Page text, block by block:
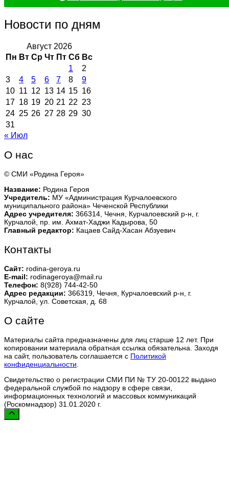
Новости по дням
Август 2026
Пн Вт Ср Чт Пт Сб Вс
1
2
3
4 5 6 7 8
9
10 11 12 13 14 15 16
17 18 19 20 21 22 23
24 25 26 27 28 29 30
31
« Июл
О нас
© СМИ «Родина Героя»
Название: Родина Героя
Учредитель: МУ «Администрация Курчалоевского
муниципального района» Чеченской Республики
Адрес учредителя: 366314, Чечня, Курчалоевский р-н, г.
Курчалой, пр. им. Ахмат-Хаджи Кадырова, 50
Главный редактор: Кацаев Сайд-Хасан Абзуевич
Контакты
Сайт: rodina-geroya.ru
E-mail: rodinageroya@mail.ru
Телефон: 8(928) 744-42-50
Адрес редакции: 366319, Чечня, Курчалоевский р-н, г.
Курчалой, ул. Советская, д. 68
О сайте
Материалы сайта предназначены для лиц старше 12 лет. При
копировании материала обратная ссылка обязательна. Заходя
на сайт, пользователь соглашается с Политикой
конфиденциальности